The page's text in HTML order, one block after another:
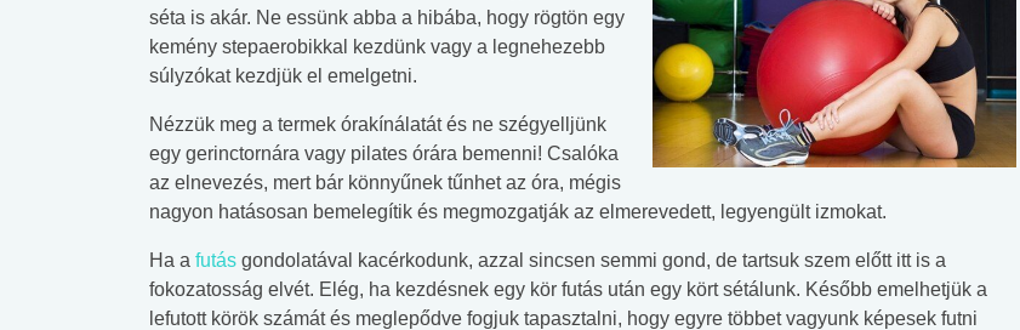
séta is akár. Ne essünk abba a hibába, hogy rögtön egy
kemény stepaerobikkal kezdünk vagy a legnehezebb
súlyzókat kezdjük el emelgetni.
Nézzük meg a termek órakínálatát és ne szégyelljünk
egy gerinctornára vagy pilates órára bemenni! Csalóka
az elnevezés, mert bár könnyűnek tűnhet az óra, mégis
nagyon hatásosan bemelegítik és megmozgatják az elmerevedett, legyengült izmokat.
Ha a futás gondolatával kacérkodunk, azzal sincsen semmi gond, de tartsuk szem előtt itt is a
fokozatosság elvét. Elég, ha kezdésnek egy kör futás után egy kört sétálunk. Később emelhetjük a
lefutott körök számát és meglepődve fogjuk tapasztalni, hogy egyre többet vagyunk képesek futni